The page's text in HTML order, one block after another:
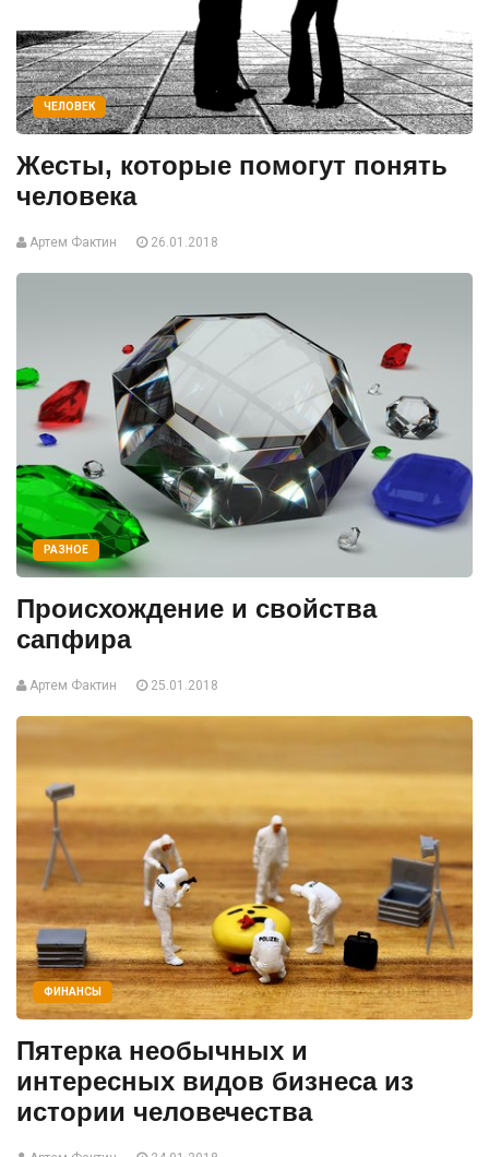
ЧЕЛОВЕК
Жесты, которые помогут понять
человека
Артем Фактин 26.01.2018
РАЗНОЕ
Происхождение и свойства
сапфира
Артем Фактин 25.01.2018
ФИНАНСЫ
Пятерка необычных и
интересных видов бизнеса из
истории человечества